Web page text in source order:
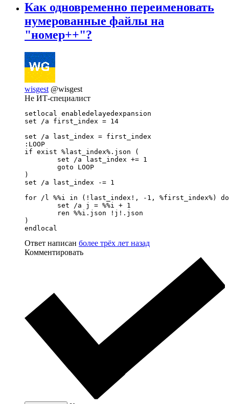
Как одновременно переименовать
нумерованные файлы на
"номер++"?
wisgest @wisgest
Не ИТ-специалист
setlocal enabledelayedexpansion
set /a first_index = 14
set /a last_index = first_index
:LOOP
if exist %last_index%.json (
)
set /a last_index -= 1
for /l %%i in (!last_index!, -1, %first_index%)
)
endlocal
Ответ написан более трёх лет назад
Комментировать